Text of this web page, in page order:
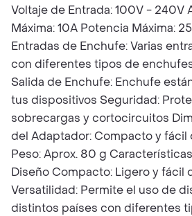
Voltaje de Entrada: 100V - 240V
Máxima: 10A Potencia Máxima:
Entradas de Enchufe: Varias
con diferentes tipos de
Salida de Enchufe: Enchufe
tus dispositivos Seguridad:
sobrecargas y cortocircuitos
del Adaptador: Compacto y fácil
Peso: Aprox. 80 g
Diseño Compacto: Ligero y fácil
Versatilidad: Permite el uso de
distintos países con diferentes